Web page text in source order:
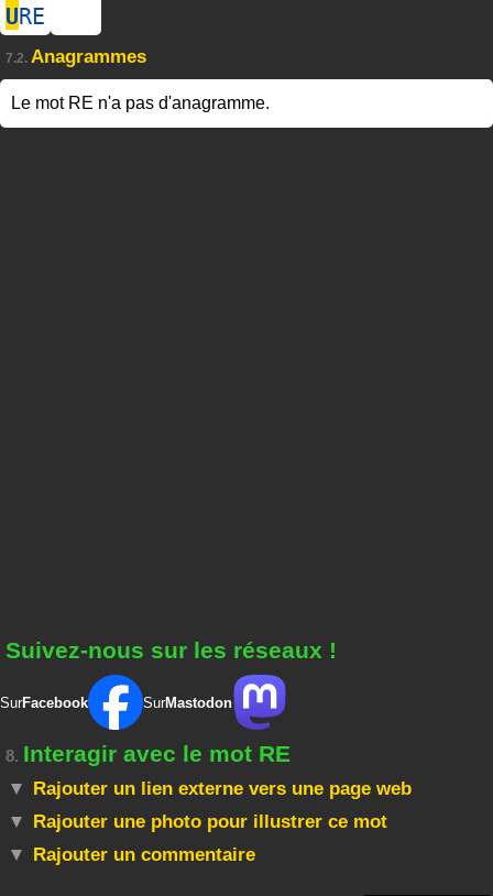
URE
7.2. Anagrammes
Le mot RE n'a pas d'anagramme.
Suivez-nous sur les réseaux !
SurFacebook SurMastodon
8. Interagir avec le mot RE
Rajouter un lien externe vers une page web
Rajouter une photo pour illustrer ce mot
Rajouter un commentaire